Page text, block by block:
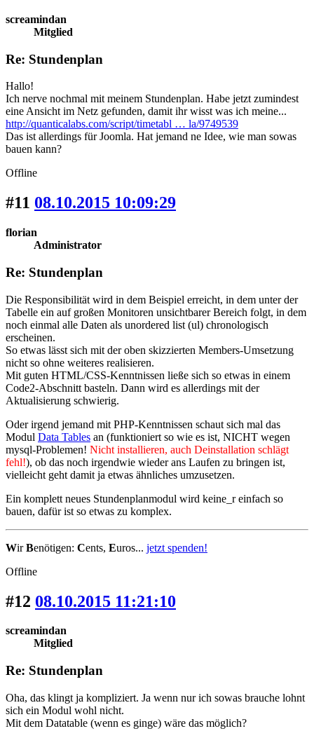
screamindan
Mitglied
Re: Stundenplan
Hallo!
Ich nerve nochmal mit meinem Stundenplan. Habe jetzt zumindest
eine Ansicht im Netz gefunden, damit ihr wisst was ich meine...
http://quanticalabs.com/script/timetabl … la/9749539
Das ist allerdings für Joomla. Hat jemand ne Idee, wie man sowas
bauen kann?
Offline
#11 08.10.2015 10:09:29
florian
Administrator
Re: Stundenplan
Die Responsibilität wird in dem Beispiel erreicht, in dem unter der
Tabelle ein auf großen Monitoren unsichtbarer Bereich folgt, in dem
noch einmal alle Daten als unordered list (ul) chronologisch
erscheinen.
So etwas lässt sich mit der oben skizzierten Members-Umsetzung
nicht so ohne weiteres realisieren.
Mit guten HTML/CSS-Kenntnissen ließe sich so etwas in einem
Code2-Abschnitt basteln. Dann wird es allerdings mit der
Aktualisierung schwierig.
Oder irgend jemand mit PHP-Kenntnissen schaut sich mal das
Modul Data Tables an (funktioniert so wie es ist, NICHT wegen
mysql-Problemen! Nicht installieren, auch Deinstallation schlägt
fehl!), ob das noch irgendwie wieder ans Laufen zu bringen ist,
vielleicht geht damit ja etwas ähnliches umzusetzen.
Ein komplett neues Stundenplanmodul wird keine_r einfach so
bauen, dafür ist so etwas zu komplex.
WirBenötigen: Cents, Euros... jetzt spenden!
Offline
#12 08.10.2015 11:21:10
screamindan
Mitglied
Re: Stundenplan
Oha, das klingt ja kompliziert. Ja wenn nur ich sowas brauche lohnt
sich ein Modul wohl nicht.
Mit dem Datatable (wenn es ginge) wäre das möglich?